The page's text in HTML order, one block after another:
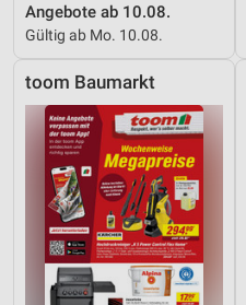
Angebote ab 10.08.
Gültig ab Mo. 10.08.
toom Baumarkt